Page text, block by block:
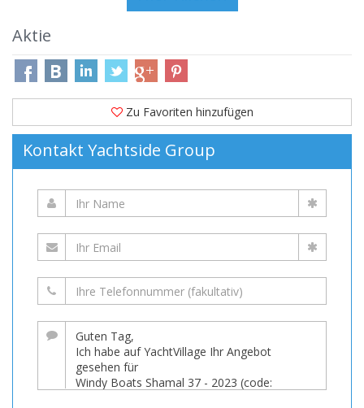
Aktie
Zu Favoriten hinzufügen
Kontakt Yachtside Group